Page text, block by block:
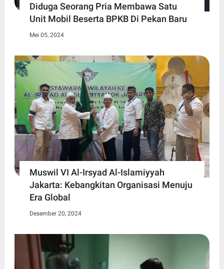
Diduga Seorang Pria Membawa Satu
Unit Mobil Beserta BPKB Di Pekan Baru
Mei 05, 2024
Muswil VI Al-Irsyad Al-Islamiyyah
Jakarta: Kebangkitan Organisasi Menuju
Era Global
Desember 20, 2024